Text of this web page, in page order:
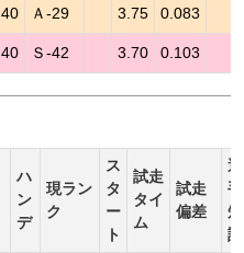
40 Ａ-29 3.75 0.083
40 Ｓ-42 3.70 0.103
ハ
ン
デ
現ラン
ク
ス
タ
ー
ト
試走
タイ
ム
試走
偏差
選
手
短
評